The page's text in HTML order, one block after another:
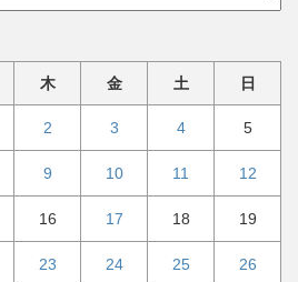
木 金 土 日
2 3 4 5
9 10 11 12
16 17 18 19
23 24 25 26